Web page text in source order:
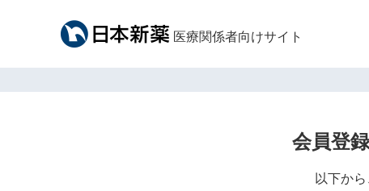
医療関係者向けサイト
会員登
以下か